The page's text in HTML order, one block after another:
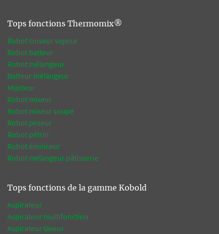
Tops fonctions Thermomix®
Robot cuiseur vapeur
Robot batteur
Robot mélangeur
Batteur mélangeur
Mijoteur
Robot mixeur
Robot mixeur soupe
Robot peseur
Robot pétrin
Robot éminceur
Robot mélangeur pâtisserie
Tops fonctions de la gamme Kobold
Aspirateur
Aspirateur multifonction
Aspirateur laveur